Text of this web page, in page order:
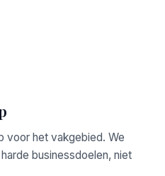
voor het vakgebied. We
businessdoelen, niet